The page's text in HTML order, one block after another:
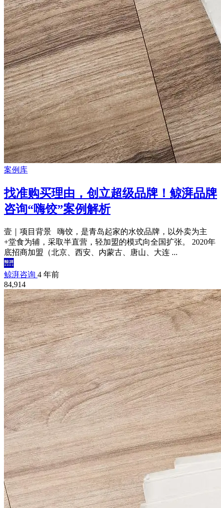
案例库
找准购买理由，创立超级品牌！鲸湃品牌
咨询“嗨饺”案例解析
壹｜项目背景 嗨饺，是青岛起家的水饺品牌，以外卖为主
+堂食为辅，采取半直营，轻加盟的模式向全国扩张。 2020年
底招商加盟（北京、西安、内蒙古、唐山、大连 ...
鲸湃咨询 4 年前
84,914